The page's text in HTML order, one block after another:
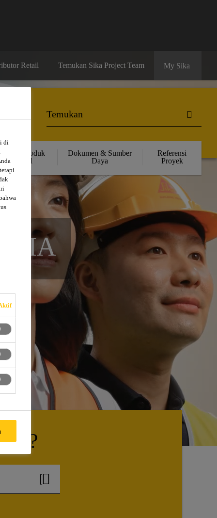
Retail Temukan Sika Project Team My Sika
Solusi Produk
Retail
Dokumen & Sumber
Daya
Referensi
Proyek
di